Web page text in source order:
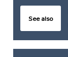
See also